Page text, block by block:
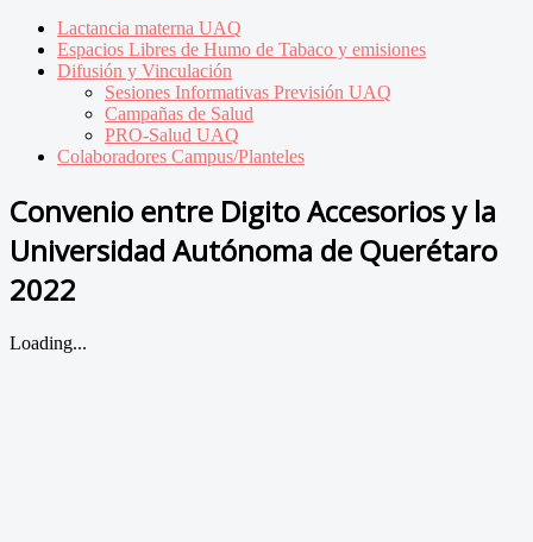
Lactancia materna UAQ
Espacios Libres de Humo de Tabaco y emisiones
Difusión y Vinculación
Sesiones Informativas Previsión UAQ
Campañas de Salud
PRO-Salud UAQ
Colaboradores Campus/Planteles
Convenio entre Digito Accesorios y la
Universidad Autónoma de Querétaro
2022
Loading...